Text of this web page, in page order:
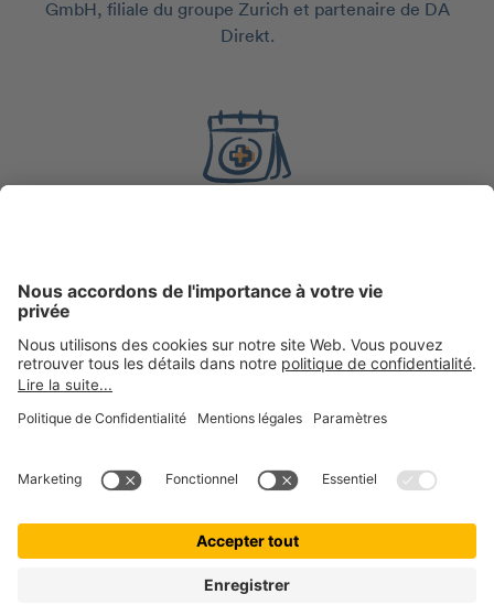
GmbH, filiale du groupe Zurich et partenaire de DA
Direkt.
200 000 +
100 000 +
boules de poils assurées